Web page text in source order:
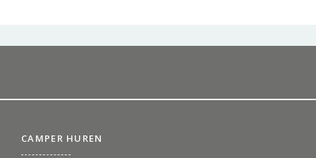
CAMPER HUREN